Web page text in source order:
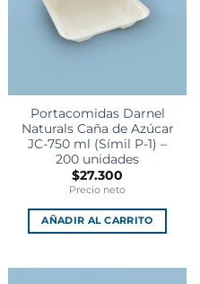
Portacomidas Darnel
Naturals Caña de Azúcar
JC-750 ml (Símil P-1) –
200 unidades
$27.300
Precio neto
AÑADIR AL CARRITO